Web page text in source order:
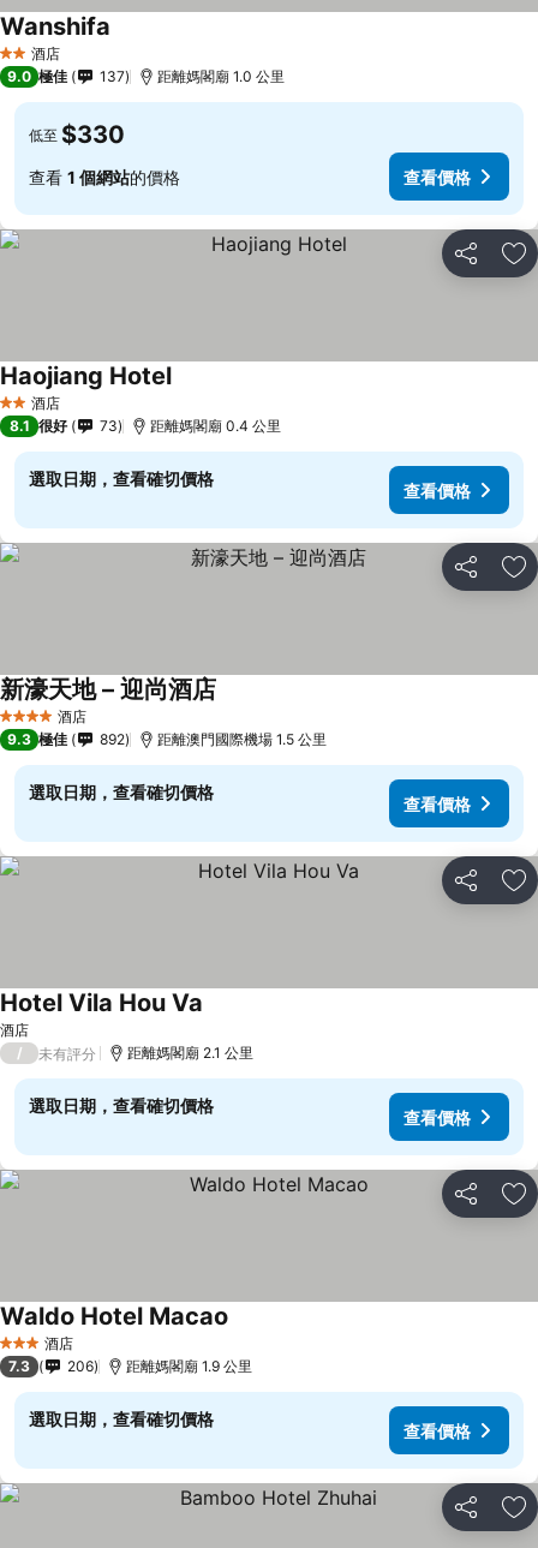
2 星級酒店
Wanshifa
9.0 極佳 137 距離媽閣廟 1.0 公里
低至 $330
查看 1 個網站的價格 查看價格
分享 放
2 星級酒店
Haojiang Hotel查看價格
8.1 很好 73 距離媽閣廟 0.4 公里
選取日期，查看確切價格
查看價格
分享 放
4 星級 酒店
新濠天地 – 迎尚酒店
9.3 極佳 892 距離澳門國際機場 1.5 公里
選取日期，查看確切價格
查看價格
分享 放
酒店
Hotel Vila Hou Va
/ 未有評分 距離媽閣廟 2.1 公里
選取日期，查看確切價格
查看價格
分享 放
3 星級 酒店
Waldo Hotel Macao
7.3 206 距離媽閣廟 1.9 公里
選取日期，查看確切價格
查看價格
分享 放